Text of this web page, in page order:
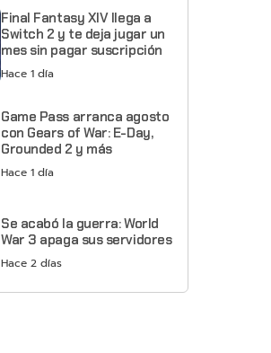
Final Fantasy XIV llega a
Switch 2 y te deja jugar un
mes sin pagar suscripción
Hace 1 día
Game Pass arranca agosto
con Gears of War: E-Day,
Grounded 2 y más
Hace 1 día
Se acabó la guerra: World
War 3 apaga sus servidores
Hace 2 días